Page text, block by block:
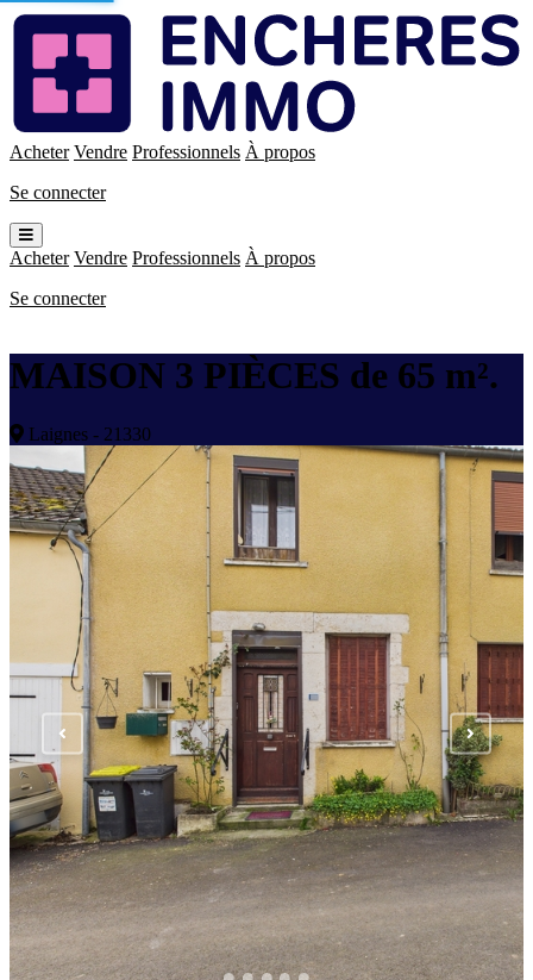
Enchères
Immo
Acheter Vendre Professionnels À propos
Se connecter
Ouvrir
le
menu
Acheter Vendre Professionnels À propos
Se connecter
MAISON 3 PIÈCES de 65 m².
Laignes - 21330